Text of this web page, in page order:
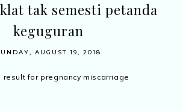
tak semesti petanda
keguguran
AUGUST 19, 2018